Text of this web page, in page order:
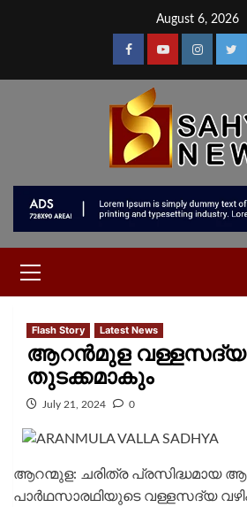
August 6, 2026
Flash Story Latest News
ആറന്‍മുള
തുടക്കമാകും
July 21, 2024 0
ആറന്മുള: ചരിത്ര പ്രസിദ്ധമായ
പാർഥസാരഥിയുടെ വള്ളസദ്യ